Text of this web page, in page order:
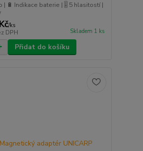
| 🔋 Indikace baterie | 🎚️ 5 hlasitostí |
/ks
DPH Skladem 1 ks
Přidat do košíku